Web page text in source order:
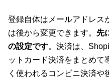
登録自体はメールアドレス
は後から変更できます。 先
の設定です。決済は、
ットカード決済をまとめて
く使われるコンビニ決済や